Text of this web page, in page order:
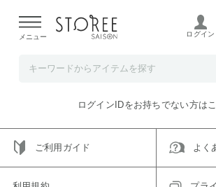
よる配送遅延が発生しております。
メニュー ログイン
ご指定のアイテムは取り扱い終了、また
トップへ戻る
ログインIDをお持ちでない方は
ご利用ガイド よく